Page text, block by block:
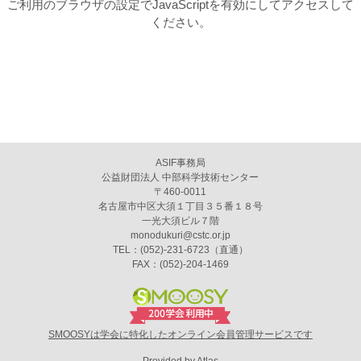
ご利用のブラウザの設定でJavaScriptを有効にしてアクセスして
ください。
ASIF事務局
公益財団法人 中部科学技術センター
〒460-0011
名古屋市中区大須１丁目３５番１８号
一光大須ビル７階
monodukuri@cstc.or.jp
TEL：(052)-231-6723（直通）
FAX：(052)-204-1469
SMOOSYは学会に特化したオンライン会員管理サービスです